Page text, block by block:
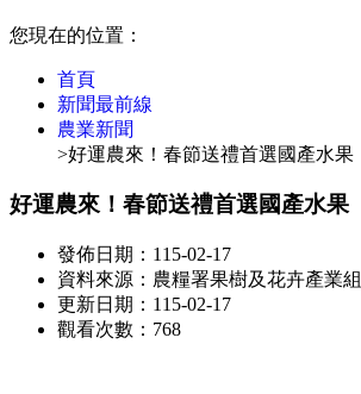
您現在的位置：
首頁
新聞最前線
農業新聞
>好運農來！春節送禮首選國產水果
好運農來！春節送禮首選國產水果
發佈日期：115-02-17
資料來源：農糧署果樹及花卉產業組
更新日期：115-02-17
觀看次數：768